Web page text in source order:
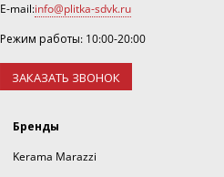
E-mail:info@plitka-sdvk.ru
Режим работы: 10:00-20:00
ЗАКАЗАТЬ ЗВОНОК
Бренды
Kerama Marazzi